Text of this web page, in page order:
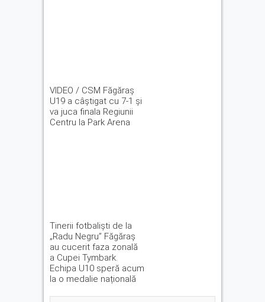
VIDEO / CSM Făgăraș
U19 a câștigat cu 7-1 și
va juca finala Regiunii
Centru la Park Arena
Tinerii fotbaliști de la
„Radu Negru” Făgăraș
au cucerit faza zonală
a Cupei Tymbark.
Echipa U10 speră acum
la o medalie națională